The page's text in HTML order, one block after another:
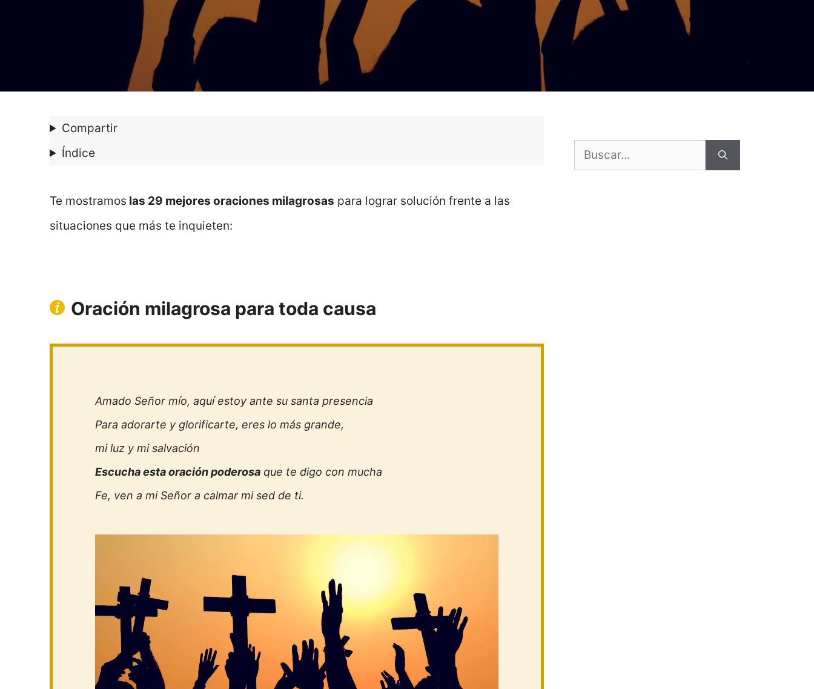
Compartir
Índice
Te mostramos las 29 mejores oraciones milagrosas para lograr solución frente a las
situaciones que más te inquieten:
Oración milagrosa para toda causa
Amado Señor mío, aquí estoy ante su santa presencia
Para adorarte y glorificarte, eres lo más grande,
mi luz y mi salvación
Escucha esta oración poderosa que te digo con mucha
Fe, ven a mi Señor a calmar mi sed de ti.
Buscar: